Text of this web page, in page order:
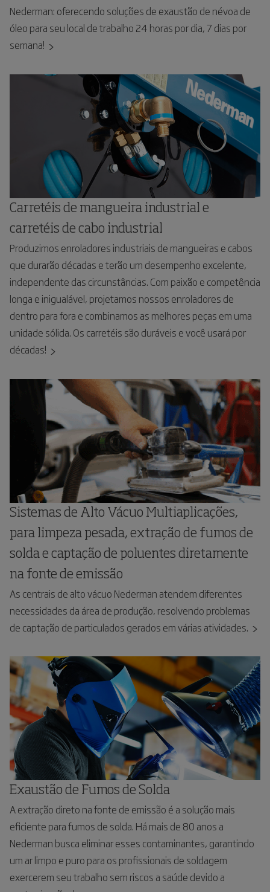
Nederman: oferecendo soluções de exaustão de névoa de
óleo para seu local de trabalho 24 horas por dia, 7 dias por
semana!
Carretéis de mangueira industrial e
carretéis de cabo industrial
Produzimos enroladores industriais de mangueiras e cabos
que durarão décadas e terão um desempenho excelente,
independente das circunstâncias. Com paixão e competência
longa e inigualável, projetamos nossos enroladores de
dentro para fora e combinamos as melhores peças em uma
unidade sólida. Os carretéis são duráveis e você usará por
décadas!
Sistemas de Alto Vácuo Multiaplicações,
para limpeza pesada, extração de fumos de
solda e captação de poluentes diretamente
na fonte de emissão
As centrais de alto vácuo Nederman atendem diferentes
necessidades da área de produção, resolvendo problemas
de captação de particulados gerados em várias atividades.
Exaustão de Fumos de Solda
A extração direto na fonte de emissão é a solução mais
eficiente para fumos de solda. Há mais de 80 anos a
Nederman busca eliminar esses contaminantes, garantindo
um ar limpo e puro para os profissionais de soldagem
exercerem seu trabalho sem riscos a saúde devido a